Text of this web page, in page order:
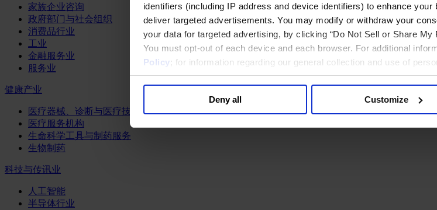
identifiers (including IP address and device identifiers) to enhance
deliver targeted advertisements. You may modify or withdraw your
your data for targeted advertising, by clicking “Do Not Sell or Share
You must opt-out of each device and each browser. For additional
Policy; for information regarding our general collection and use of
Deny all Customize
家族企业咨询
政府部门与社会组织
消费品行业
工业
金融服务业
服务业
健康产业
医疗器械、诊断与医疗技术
医疗服务机构
生命科学工具与制药服务
生物制药
科技与传讯业
人工智能
半导体行业